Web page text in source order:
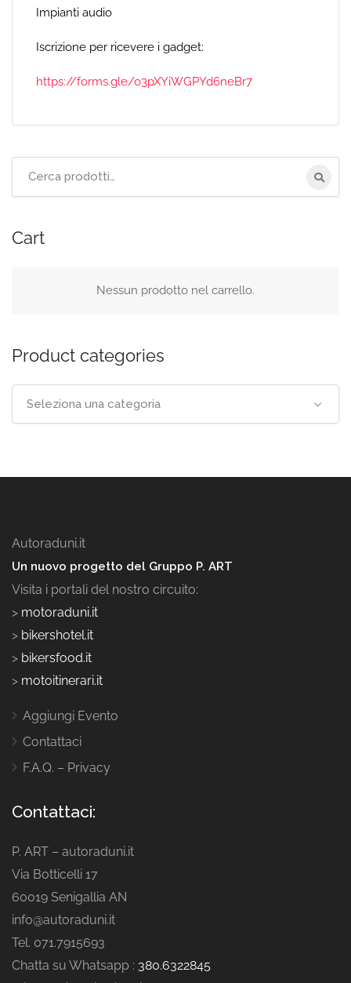
Impianti audio
Iscrizione per ricevere i gadget:
https://forms.gle/o3pXYiWGPYd6neBr7
Cart
Nessun prodotto nel carrello.
Product categories
Seleziona una categoria
Autoraduni.it
Un nuovo progetto del Gruppo P. ART
Visita i portali del nostro circuito:
> motoraduni.it
> bikershotel.it
> bikersfood.it
> motoitinerari.it
Aggiungi Evento
Contattaci
F.A.Q. – Privacy
Contattaci:
P. ART – autoraduni.it
Via Botticelli 17
60019 Senigallia AN
info@autoraduni.it
Tel. 071.7915693
Chatta su Whatsapp : 380.6322845